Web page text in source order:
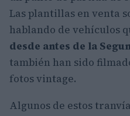
Las plantillas en venta
hablando de vehículos
desde antes de la
también han sido
fotos vintage.
Algunos de estos